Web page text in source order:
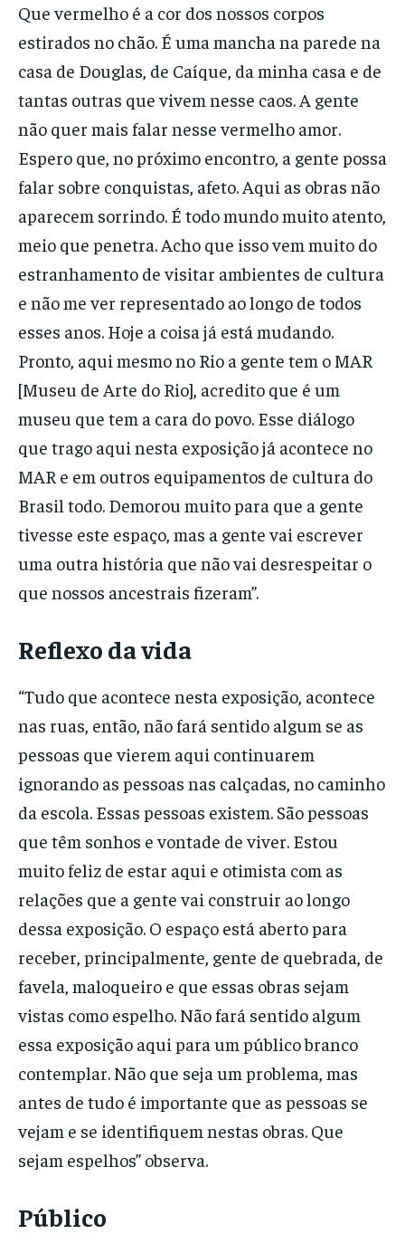
Que vermelho é a cor dos nossos corpos
estirados no chão. É uma mancha na parede na
casa de Douglas, de Caíque, da minha casa e de
tantas outras que vivem nesse caos. A gente
não quer mais falar nesse vermelho amor.
Espero que, no próximo encontro, a gente possa
falar sobre conquistas, afeto. Aqui as obras não
aparecem sorrindo. É todo mundo muito atento,
meio que penetra. Acho que isso vem muito do
estranhamento de visitar ambientes de cultura
e não me ver representado ao longo de todos
esses anos. Hoje a coisa já está mudando.
Pronto, aqui mesmo no Rio a gente tem o MAR
[Museu de Arte do Rio], acredito que é um
museu que tem a cara do povo. Esse diálogo
que trago aqui nesta exposição já acontece no
MAR e em outros equipamentos de cultura do
Brasil todo. Demorou muito para que a gente
tivesse este espaço, mas a gente vai escrever
uma outra história que não vai desrespeitar o
que nossos ancestrais fizeram”.
Reflexo da vida
“Tudo que acontece nesta exposição, acontece
nas ruas, então, não fará sentido algum se as
pessoas que vierem aqui continuarem
ignorando as pessoas nas calçadas, no caminho
da escola. Essas pessoas existem. São pessoas
que têm sonhos e vontade de viver. Estou
muito feliz de estar aqui e otimista com as
relações que a gente vai construir ao longo
dessa exposição. O espaço está aberto para
receber, principalmente, gente de quebrada, de
favela, maloqueiro e que essas obras sejam
vistas como espelho. Não fará sentido algum
essa exposição aqui para um público branco
contemplar. Não que seja um problema, mas
antes de tudo é importante que as pessoas se
vejam e se identifiquem nestas obras. Que
sejam espelhos” observa.
Público